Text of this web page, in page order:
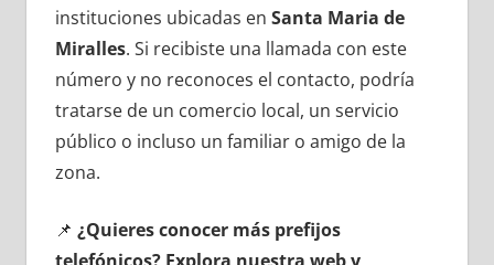
instituciones ubicadas en Santa Maria dе
Miralles. Si recibiste una llamada сοn еstе
número у no reconoces el contacto, podría
tratarse dе un comercio local, un servicio
público ο incluso un familiar ο amigo dе la
zona.
📌 ¿Quieres conocer mа́s prefijos